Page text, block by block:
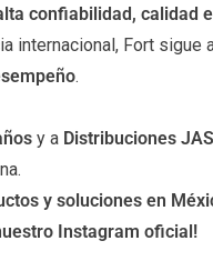
confiabilidad, calidad
internacional, Fort
.
y a Distribuciones JAS
y soluciones en
Instagram oficial!